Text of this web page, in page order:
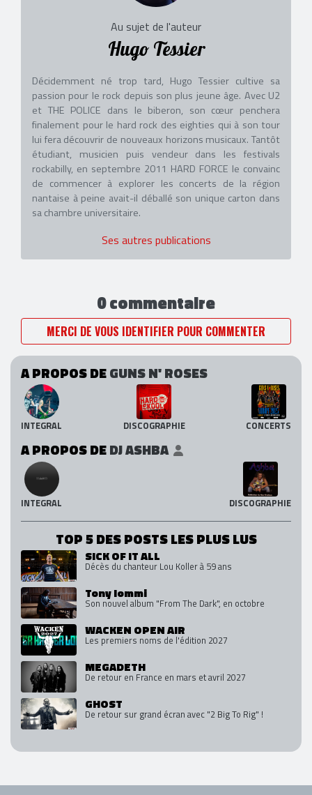
Au sujet de l'auteur
Hugo Tessier
Décidemment né trop tard, Hugo Tessier cultive sa
passion pour le rock depuis son plus jeune âge. Avec U2
et THE POLICE dans le biberon, son cœur penchera
finalement pour le hard rock des eighties qui à son tour
lui fera découvrir de nouveaux horizons musicaux. Tantôt
étudiant, musicien puis vendeur dans les festivals
rockabilly, en septembre 2011 HARD FORCE le convainc
de commencer à explorer les concerts de la région
nantaise à peine avait-il déballé son unique carton dans
sa chambre universitaire.
Ses autres publications
0 commentaire
MERCI DE VOUS IDENTIFIER POUR COMMENTER
A PROPOS DEGUNS N' ROSES
INTEGRAL DISCOGRAPHIE CONCERTS
A PROPOS DEDJ ASHBA
INTEGRAL DISCOGRAPHIE
TOP 5 DES POSTS LES PLUS LUS
SICK OF IT ALL
Décès du chanteur Lou Koller à 59 ans
Tony Iommi
Son nouvel album "From The Dark", en octobre
WACKEN OPEN AIR
Les premiers noms de l'édition 2027
MEGADETH
De retour en France en mars et avril 2027
GHOST
De retour sur grand écran avec "2 Big To Rig" !